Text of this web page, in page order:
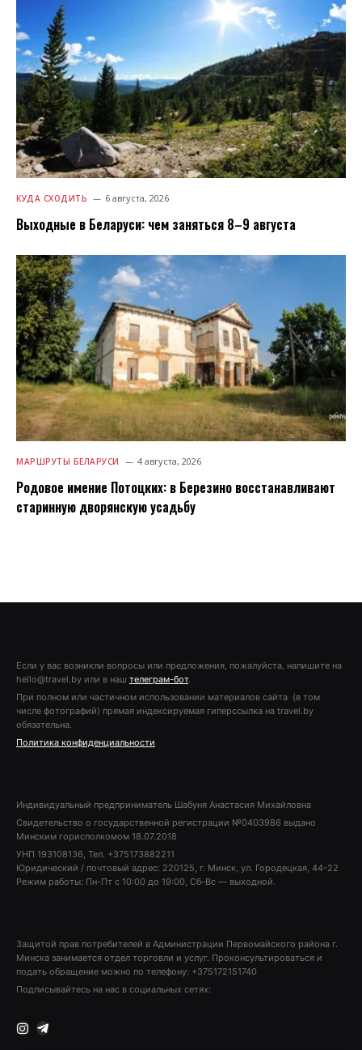
КУДА СХОДИТЬ 6 августа, 2026
Выходные в Беларуси: чем заняться 8–9 августа
МАРШРУТЫ БЕЛАРУСИ 4 августа, 2026
Родовое имение Потоцких: в Березино восстанавливают
старинную дворянскую усадьбу
Если у вас возникли вопросы или предложения, пожалуйста, напишите на
hello@travel.by или в наш телеграм-бот.
При полном или частичном использовании материалов сайта (в том
числе фотографий) прямая индексируемая гиперссылка на travel.by
обязательна.
Политика конфиденциальности
Индивидуальный предприниматель Шабуня Анастасия Михайловна
Свидетельство о государственной регистрации №0403986 выдано
Минским горисполкомом 18.07.2018
УНП 193108136, Тел. +375173882211
Юридический / почтовый адрес: 220125, г. Минск, ул. Городецкая, 44-22
Режим работы: Пн-Пт с 10:00 до 19:00, Сб-Вс — выходной.
Защитой прав потребителей в Администрации Первомайского района г.
Минска занимается отдел торговли и услуг. Проконсультироваться и
подать обращение можно по телефону: +375172151740
Подписывайтесь на нас в социальных сетях:
InstagramTelegram